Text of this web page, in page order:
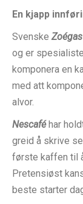
En kjapp
Svenske Zoégas
og er
komponera en
med att
alvor.
Nescaféhar
greid å skrive
første kaffen til
Pretensiøst
beste starter